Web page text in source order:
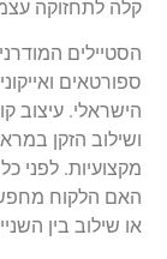
קלה לתחזוקה
הסטיילים
ספורטאים
הישראלי. עיצוב
ושילוב הזקן
מקצועיות. לפני
האם הלקוח
או שילוב בין